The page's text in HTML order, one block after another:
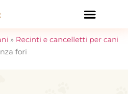
» Recinti e cancelletti per cani
fori